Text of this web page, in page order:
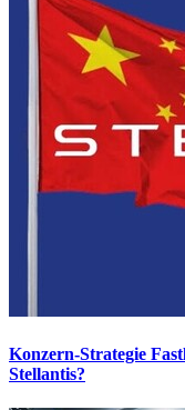
Konzern-Strategie
Stellantis?